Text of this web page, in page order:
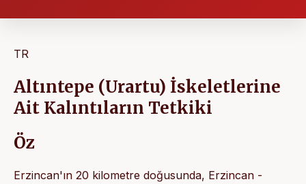
TR
Altıntepe (Urartu) İskeletlerine
Ait Kalıntıların Tetkiki
Öz
Erzincan'ın 20 kilometre doğusunda, Erzincan -